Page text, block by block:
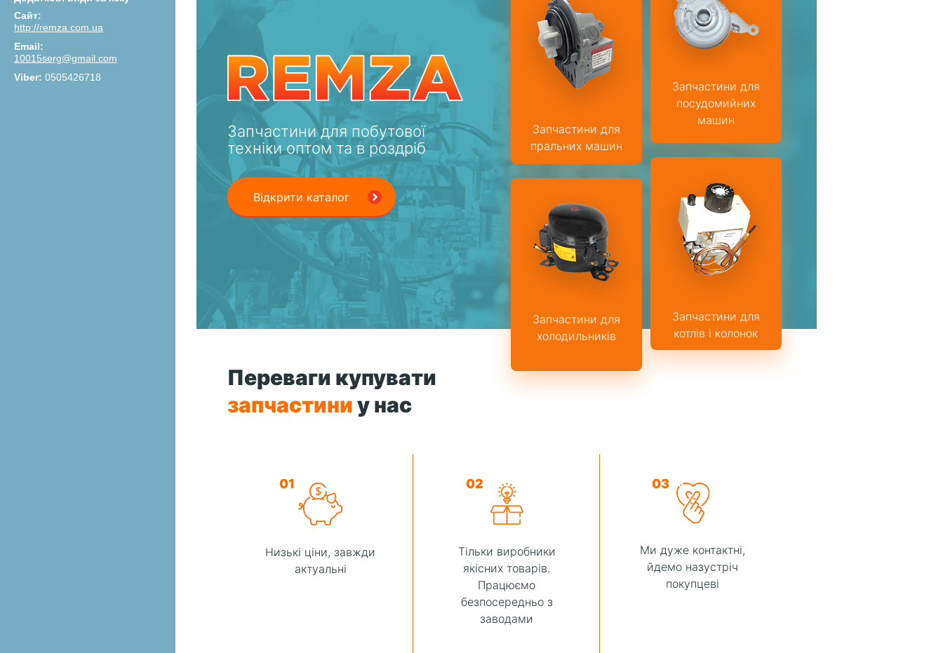
http://remza.com.ua
10015serg@gmail.com
0505426718
Запчастини для побутової
техніки оптом та в роздріб
Відкрити каталог
Запчастини для
пральних машин
Запчастини для
посудомийних
машин
Запчастини для
холодильників
Запчастини для
котлів і колонок
Переваги купувати
запчастиниу нас
01
Низькі ціни, завжди
актуальні
02
Тільки виробники
якісних товарів.
Працюємо
безпосередньо з
заводами
03
Ми дуже контактні,
йдемо назустріч
покупцеві